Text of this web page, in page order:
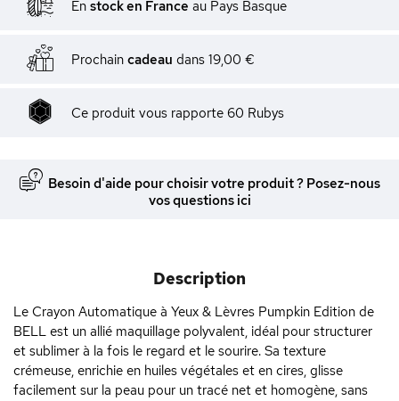
En stock en France au Pays Basque
Prochain cadeau dans 19,00 €
Ce produit vous rapporte 60 Rubys
Besoin d'aide pour choisir votre produit ? Posez-nous
vos questions ici
Description
Le Crayon Automatique à Yeux & Lèvres Pumpkin Edition de
BELL est un allié maquillage polyvalent, idéal pour structurer
et sublimer à la fois le regard et le sourire. Sa texture
crémeuse, enrichie en huiles végétales et en cires, glisse
facilement sur la peau pour un tracé net et homogène, sans